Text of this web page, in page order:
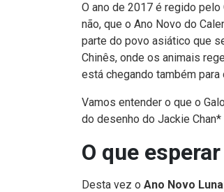
O ano de 2017 é regido
não, que o Ano Novo do
parte do povo asiático que
Chinês, onde os animais
está chegando também para
Vamos entender o que o
do desenho do Jackie Chan*
O que
Desta vez o Ano Novo